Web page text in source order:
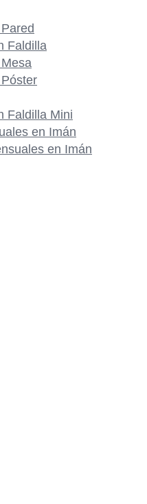
Faldilla
Faldilla Mini
en Imán
en Imán